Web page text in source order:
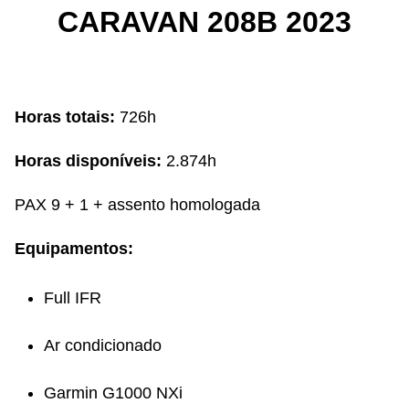
CARAVAN 208B 2023
Horas totais: 726h
Horas disponíveis: 2.874h
PAX 9 + 1 + assento homologada
Equipamentos:
Full IFR
Ar condicionado
Garmin G1000 NXi